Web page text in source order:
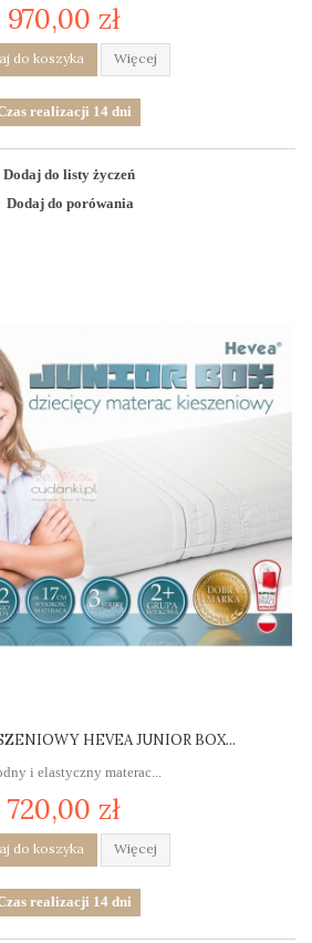
970,00 zł
do koszyka Więcej
realizacji 14 dni
Dodaj do listy życzeń
Dodaj do porówania
HEVEA JUNIOR BOX...
i elastyczny materac...
720,00 zł
do koszyka Więcej
realizacji 14 dni